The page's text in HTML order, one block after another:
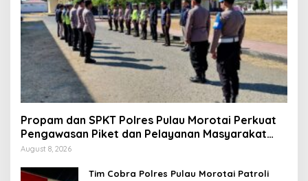
Propam dan SPKT Polres Pulau Morotai Perkuat
Pengawasan Piket dan Pelayanan Masyarakat
Selama 1×24 Jam
August 8, 2026
Tim Cobra Polres Pulau Morotai Patroli